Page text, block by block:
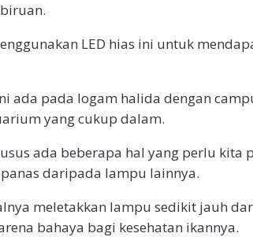
LED hias ini untuk
ada pada logam halida dengan
yang cukup dalam.
ada beberapa hal yang perlu kita
daripada lampu lainnya.
meletakkan lampu sedikit jauh
bahaya bagi kesehatan ikannya.